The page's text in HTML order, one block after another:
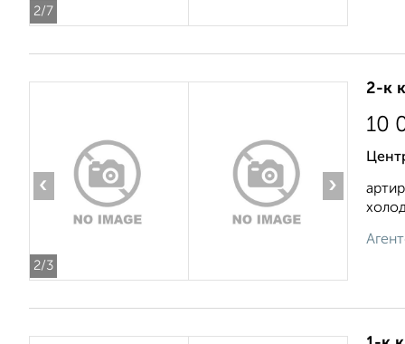
2/7
2/3
‹ ›
2-к
10